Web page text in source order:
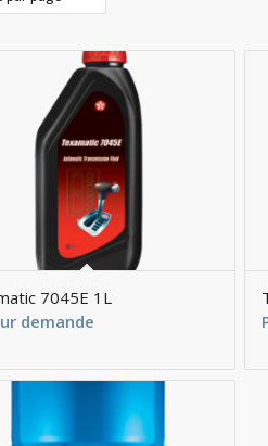
7045E 1L
demande